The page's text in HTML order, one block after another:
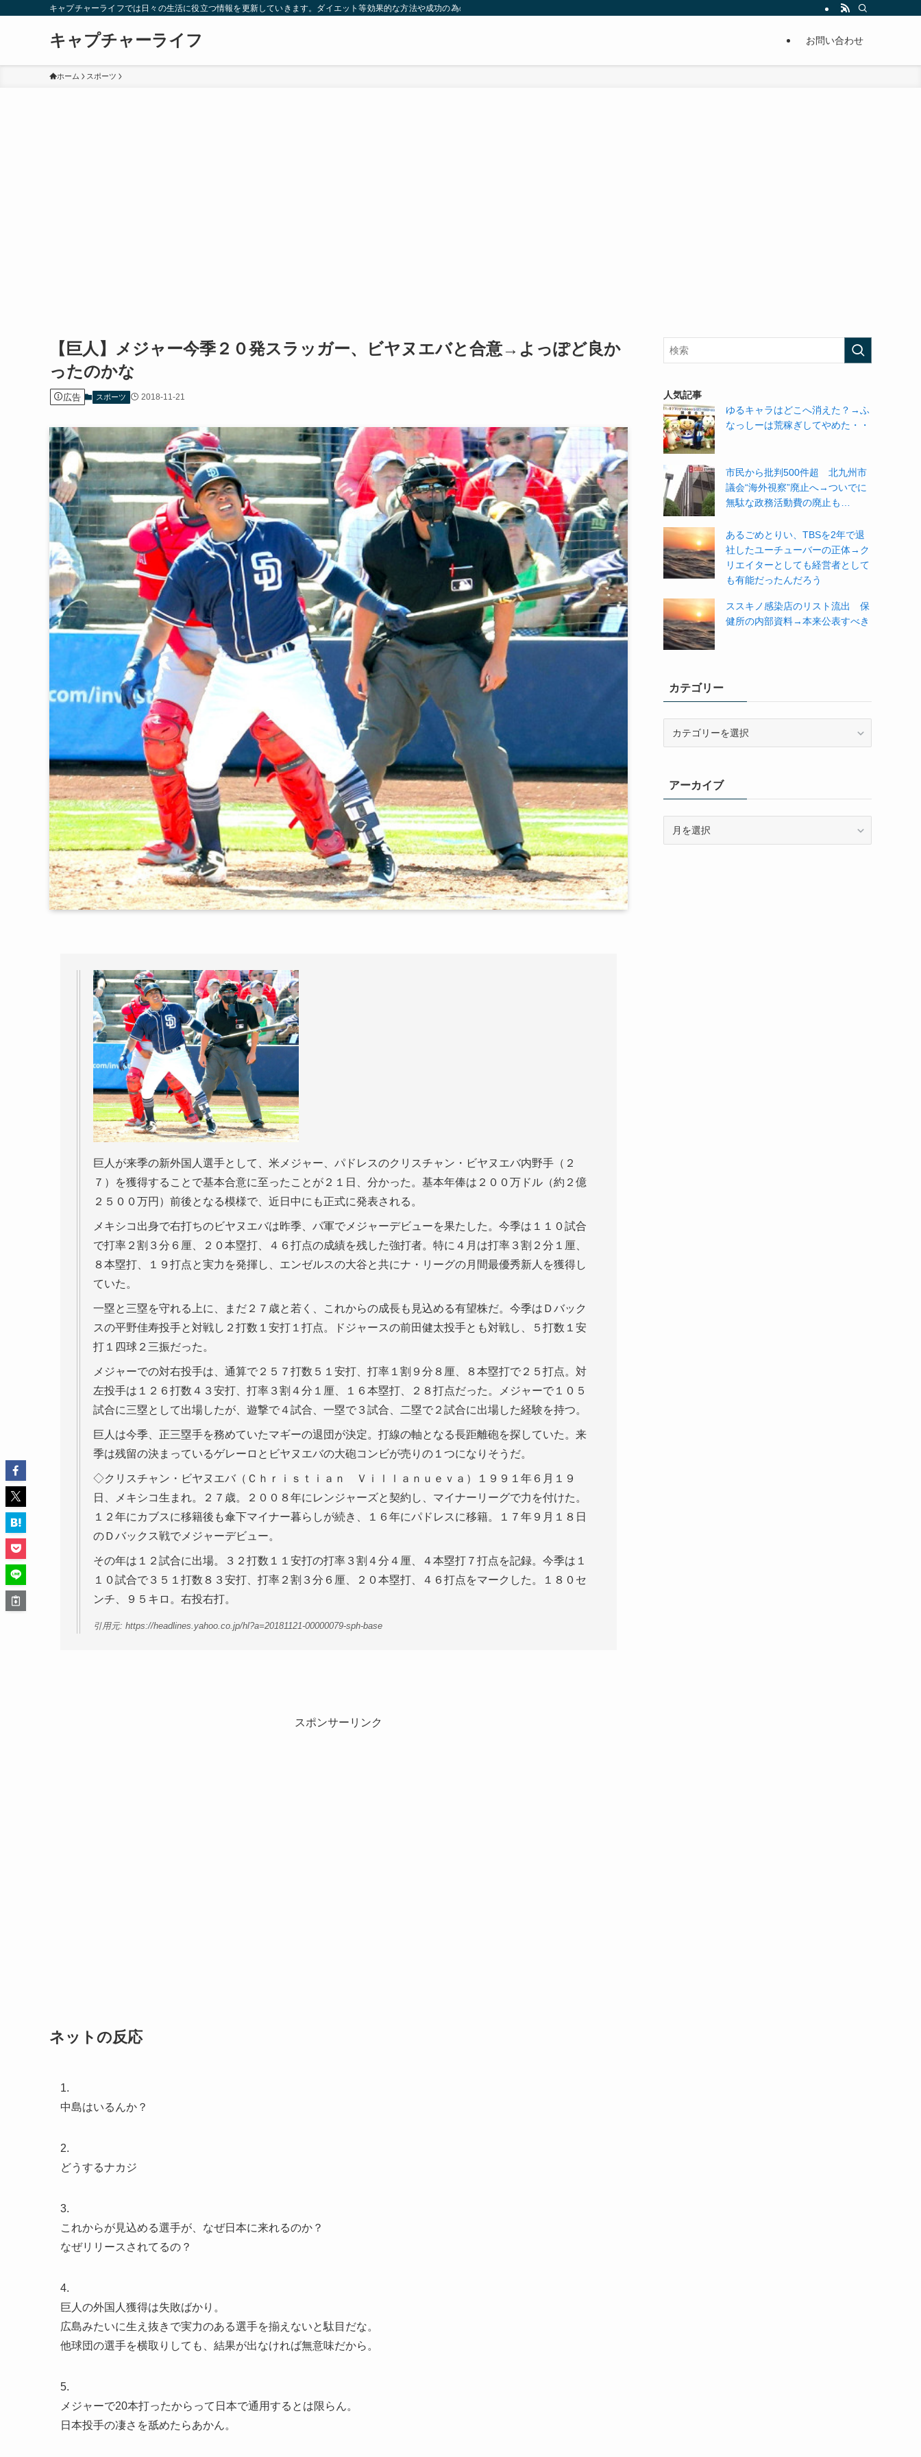
キャプチャーライフでは日々の生活に役立つ情報を更新していきます。ダイエット等効果的な方法や成功の為の秘訣等。太ったり悩んでいる方々が簡単に痩せることが出来るように分かりやすくまとめています。
キャプチャーライフ お問い合わせ
ホーム スポーツ
【巨人】メジャー今季２０発スラッガー、ビヤヌエバと合意→よっぽど良か
ったのかな
広告 スポーツ 2018-11-21
巨人が来季の新外国人選手として、米メジャー、パドレスのクリスチャン・ビヤヌエバ内野手（２
７）を獲得することで基本合意に至ったことが２１日、分かった。基本年俸は２００万ドル（約２億
２５００万円）前後となる模様で、近日中にも正式に発表される。
メキシコ出身で右打ちのビヤヌエバは昨季、パ軍でメジャーデビューを果たした。今季は１１０試合
で打率２割３分６厘、２０本塁打、４６打点の成績を残した強打者。特に４月は打率３割２分１厘、
８本塁打、１９打点と実力を発揮し、エンゼルスの大谷と共にナ・リーグの月間最優秀新人を獲得し
ていた。
一塁と三塁を守れる上に、まだ２７歳と若く、これからの成長も見込める有望株だ。今季はＤバック
スの平野佳寿投手と対戦し２打数１安打１打点。ドジャースの前田健太投手とも対戦し、５打数１安
打１四球２三振だった。
メジャーでの対右投手は、通算で２５７打数５１安打、打率１割９分８厘、８本塁打で２５打点。対
左投手は１２６打数４３安打、打率３割４分１厘、１６本塁打、２８打点だった。メジャーで１０５
試合に三塁として出場したが、遊撃で４試合、一塁で３試合、二塁で２試合に出場した経験を持つ。
巨人は今季、正三塁手を務めていたマギーの退団が決定。打線の軸となる長距離砲を探していた。来
季は残留の決まっているゲレーロとビヤヌエバの大砲コンビが売りの１つになりそうだ。
◇クリスチャン・ビヤヌエバ（Ｃｈｒｉｓｔｉａｎ Ｖｉｌｌａｎｕｅｖａ）１９９１年６月１９
日、メキシコ生まれ。２７歳。２００８年にレンジャーズと契約し、マイナーリーグで力を付けた。
１２年にカブスに移籍後も傘下マイナー暮らしが続き、１６年にパドレスに移籍。１７年９月１８日
のＤバックス戦でメジャーデビュー。
その年は１２試合に出場。３２打数１１安打の打率３割４分４厘、４本塁打７打点を記録。今季は１
１０試合で３５１打数８３安打、打率２割３分６厘、２０本塁打、４６打点をマークした。１８０セ
ンチ、９５キロ。右投右打。
引用元: https://headlines.yahoo.co.jp/hl?a=20181121-00000079-sph-base
スポンサーリンク
ネットの反応
1.
中島はいるんか？
2.
どうするナカジ
3.
これからが見込める選手が、なぜ日本に来れるのか？
なぜリリースされてるの？
4.
巨人の外国人獲得は失敗ばかり。
広島みたいに生え抜きで実力のある選手を揃えないと駄目だな。
他球団の選手を横取りしても、結果が出なければ無意味だから。
5.
メジャーで20本打ったからって日本で通用するとは限らん。
日本投手の凄さを舐めたらあかん。
人気記事
ゆるキャラはどこへ消えた？→ふ
なっしーは荒稼ぎしてやめた・・
市民から批判500件超 北九州市
議会“海外視察”廃止へ→ついでに
無駄な政務活動費の廃止も…
あるごめとりい、TBSを2年で退
社したユーチューバーの正体→ク
リエイターとしても経営者として
も有能だったんだろう
ススキノ感染店のリスト流出 保
健所の内部資料→本来公表すべき
カテゴリー
ーアーカイブ